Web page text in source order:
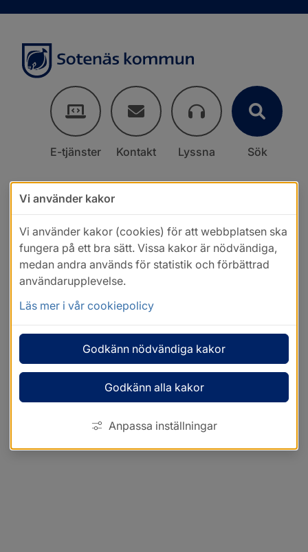
E-tjänster Kontakt Lyssna Sök
Vi använder kakor
Vi använder kakor (cookies) för att webbplatsen ska
fungera på ett bra sätt. Vissa kakor är nödvändiga,
medan andra används för statistik och förbättrad
användarupplevelse.
Läs mer i vår cookiepolicy
Godkänn nödvändiga kakor
Godkänn alla kakor
Anpassa inställningar